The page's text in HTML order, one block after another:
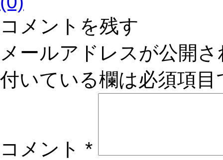
コメントを残す
メールアドレスが公開
付いている欄は必須項目
コメント *